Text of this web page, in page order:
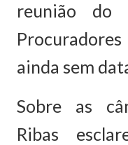
reunião do
ainda sem
Sobre as
Ribas